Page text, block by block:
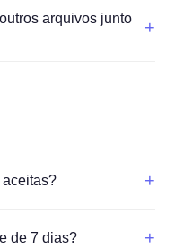
arquivos junto
+
aceitas? +
de 7 dias? +